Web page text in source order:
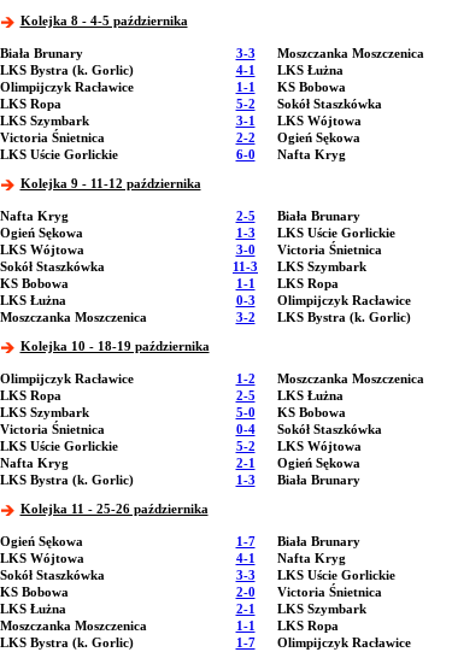
Kolejka 8 - 4-5 października
Biała Brunary 3-3 Moszczanka Moszczenica
LKS Bystra (k. Gorlic)
4-1 LKS Łużna
Olimpijczyk Racławice
1-1 KS Bobowa
LKS Ropa
5-2 Sokół Staszkówka
LKS Szymbark
3-1 LKS Wójtowa
Victoria Śnietnica
2-2 Ogień Sękowa
LKS Uście Gorlickie
6-0 Nafta Kryg
Kolejka 9 - 11-12 października
Nafta Kryg 2-5 Biała Brunary
Ogień Sękowa
1-3 LKS Uście Gorlickie
LKS Wójtowa
3-0 Victoria Śnietnica
Sokół Staszkówka
11-3 LKS Szymbark
KS Bobowa
1-1 LKS Ropa
LKS Łużna
0-3 Olimpijczyk Racławice
Moszczanka Moszczenica
3-2 LKS Bystra (k. Gorlic)
Kolejka 10 - 18-19 października
Olimpijczyk Racławice 1-2 Moszczanka Moszczenica
LKS Ropa
2-5 LKS Łużna
LKS Szymbark
5-0 KS Bobowa
Victoria Śnietnica
0-4 Sokół Staszkówka
LKS Uście Gorlickie
5-2 LKS Wójtowa
Nafta Kryg
2-1 Ogień Sękowa
LKS Bystra (k. Gorlic)
1-3 Biała Brunary
Kolejka 11 - 25-26 października
Ogień Sękowa 1-7 Biała Brunary
LKS Wójtowa
4-1 Nafta Kryg
Sokół Staszkówka
3-3 LKS Uście Gorlickie
KS Bobowa
2-0 Victoria Śnietnica
LKS Łużna
2-1 LKS Szymbark
Moszczanka Moszczenica
1-1 LKS Ropa
LKS Bystra (k. Gorlic)
1-7 Olimpijczyk Racławice